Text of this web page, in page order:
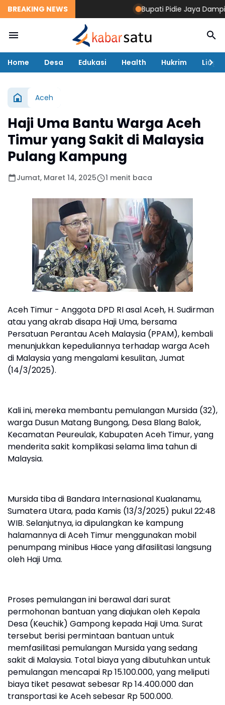
BREAKING NEWS Bupati Pidie Jaya
Home Desa Edukasi Health Hukrim
Aceh
Haji Uma Bantu Warga Aceh
Timur yang Sakit di Malaysia
Pulang Kampung
Jumat, Maret 14, 2025 1 menit baca
Aceh Timur - Anggota DPD RI asal Aceh, H. Sudirman
atau yang akrab disapa Haji Uma, bersama
Persatuan Perantau Aceh Malaysia (PPAM), kembali
menunjukkan kepeduliannya terhadap warga Aceh
di Malaysia yang mengalami kesulitan, Jumat
(14/3/2025).
Kali ini, mereka membantu pemulangan Mursida (32),
warga Dusun Matang Bungong, Desa Blang Balok,
Kecamatan Peureulak, Kabupaten Aceh Timur, yang
menderita sakit komplikasi selama lima tahun di
Malaysia.
Mursida tiba di Bandara Internasional Kualanamu,
Sumatera Utara, pada Kamis (13/3/2025) pukul 22:48
WIB. Selanjutnya, ia dipulangkan ke kampung
halamannya di Aceh Timur menggunakan mobil
penumpang minibus Hiace yang difasilitasi langsung
oleh Haji Uma.
Proses pemulangan ini berawal dari surat
permohonan bantuan yang diajukan oleh Kepala
Desa (Keuchik) Gampong kepada Haji Uma. Surat
tersebut berisi permintaan bantuan untuk
memfasilitasi pemulangan Mursida yang sedang
sakit di Malaysia. Total biaya yang dibutuhkan untuk
pemulangan mencapai Rp 15.100.000, yang meliputi
biaya tiket pesawat sebesar Rp 14.400.000 dan
transportasi ke Aceh sebesar Rp 500.000.